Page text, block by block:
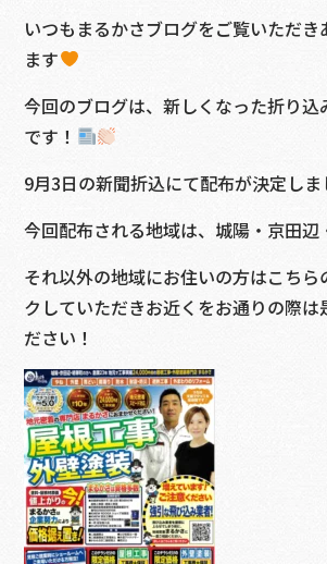
いつもまるかさブログをご覧いただき
ます
今回のブログは、新しくなった折り
です！
9月3日の新聞折込にて配布が決定しま
今回配布される地域は、城陽・京田辺
それ以外の地域にお住いの方はこちら
クしていただきお近くをお通りの際は
ださい！